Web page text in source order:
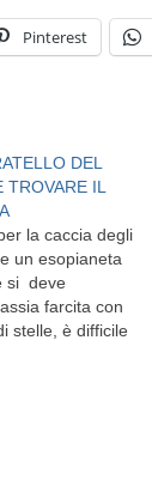
Pinterest
DEL
IL
la caccia degli
un esopianeta
si deve
farcita con
stelle, è difficile
Naturalmente, un
dietro